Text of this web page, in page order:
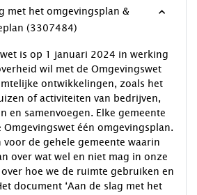
met het omgevingsplan &
(3307484)
is op 1 januari 2024 in werking
wil met de Omgevingswet
ontwikkelingen, zoals het
of activiteiten van bedrijven,
en samenvoegen. Elke gemeente
één omgevingsplan.
voor de gehele gemeente waarin
over wat wel en niet mag in onze
hoe we de ruimte gebruiken en
document ‘Aan de slag met het